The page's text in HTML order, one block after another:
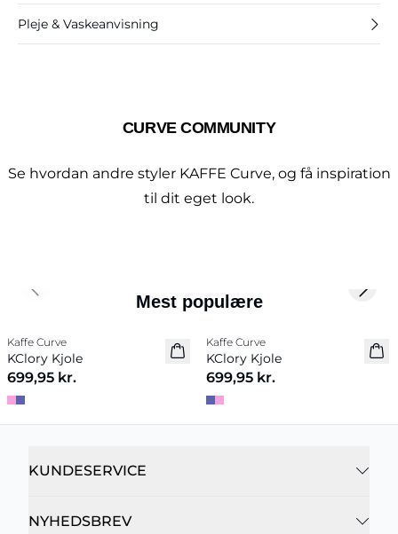
Pleje & Vaskeanvisning
CURVE COMMUNITY
Se hvordan andre styler KAFFE Curve, og få inspiration
til dit eget look.
Mest populære
Nyhed
Kaffe Curve
KClory Kjole
699,95 kr.
Nyhed
Kaffe Curve
KClory Kjole
699,95 kr.
Previous slide Next
KUNDESERVICE
NYHEDSBREV